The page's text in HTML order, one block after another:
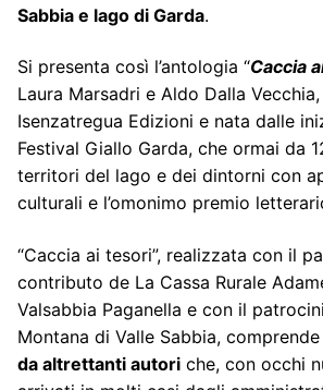
Sabbia e lago di Garda.
Si presenta così l’antologia “Caccia
Laura Marsadri e Aldo Dalla
Isenzatregua Edizioni e nata dalle
Festival Giallo Garda, che ormai da
territori del lago e dei dintorni con
culturali e l’omonimo premio
“Caccia ai tesori”, realizzata con il
contributo de La Cassa Rurale
Valsabbia Paganella e con il
Montana di Valle Sabbia, comprende
da altrettanti autori che, con occhi